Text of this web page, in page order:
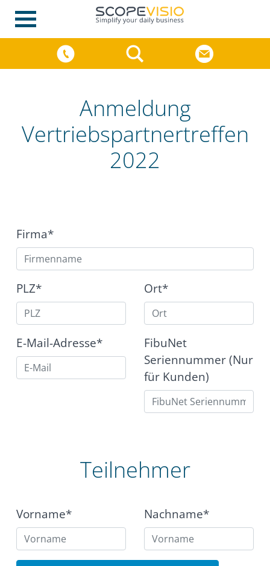
Anmeldung
Vertriebspartnertreffen
2022
Firma*
PLZ* Ort*
E-Mail-Adresse*
FibuNet
Seriennummer (Nur
für Kunden)
Teilnehmer
Vorname* Nachname*